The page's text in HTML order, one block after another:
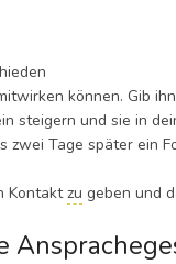
können. Gib
und sie in
Tage später ein
Kontaktzu geben und